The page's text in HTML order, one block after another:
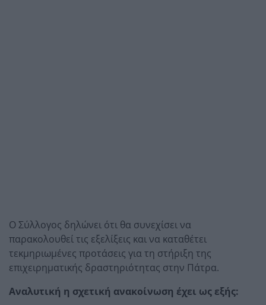
Ο Σύλλογος δηλώνει ότι θα συνεχίσει να
παρακολουθεί τις εξελίξεις και να καταθέτει
τεκμηριωμένες προτάσεις για τη στήριξη της
επιχειρηματικής δραστηριότητας στην Πάτρα.
Αναλυτική η σχετική ανακοίνωση έχει ως εξής: